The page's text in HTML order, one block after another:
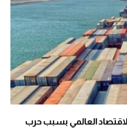
العالمي بسبب حرب